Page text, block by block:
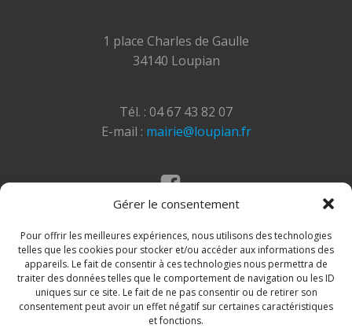
Gérer le consentement
Pour offrir les meilleures expériences, nous utilisons des technologies
telles que les cookies pour stocker et/ou accéder aux informations des
appareils. Le fait de consentir à ces technologies nous permettra de
traiter des données telles que le comportement de navigation ou les ID
uniques sur ce site. Le fait de ne pas consentir ou de retirer son
consentement peut avoir un effet négatif sur certaines caractéristiques
et fonctions.
1 place Charles de Gaulle
34140 Loupian
Tél. : 04 67 43 82 07
E-mail : mairie@loupian.fr